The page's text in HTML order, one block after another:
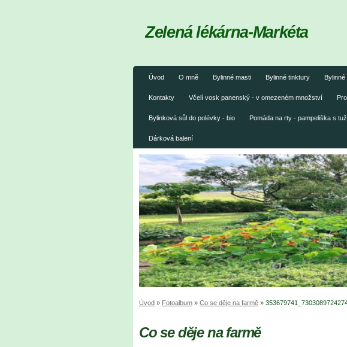
Úvod O mně Bylinné masti Bylinné tinktury Bylinné
Kontakty Včelí vosk panenský - v omezeném množství
Bylinková sůl do polévky - bio Pomáda na rty - pampeliška s
Dárková balení
Zelená lékárna-Markéta
Úvod » Fotoalbum » Co se děje na farmě »
Co se děje na farmě